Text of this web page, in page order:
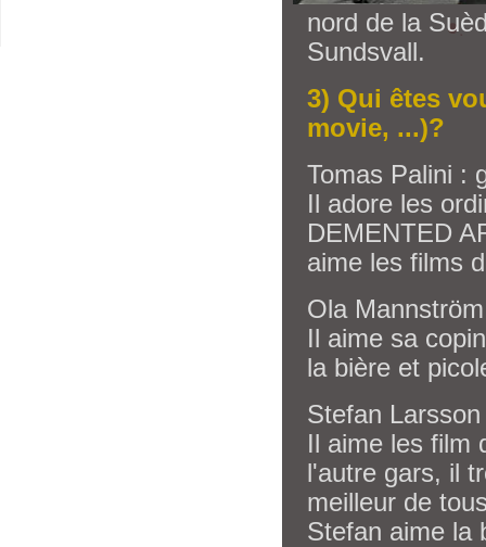
nord de la
Sundsvall.
3) Qui êtes
movie, ...)?
Tomas Palini :
Il adore les
DEMENTED
aime les films
Ola
Il aime sa
la bière et
Stefan
Il aime les film
l'autre gars, il
meilleur de
Stefan aime la